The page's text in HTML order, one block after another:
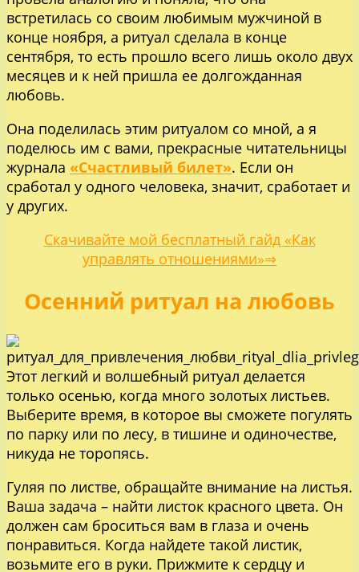
встретилась со своим любимым мужчиной в
конце ноября, а ритуал сделала в конце
сентября, то есть прошло всего лишь около двух
месяцев и к ней пришла ее долгожданная
любовь.
Она поделилась этим ритуалом со мной, а я
поделюсь им с вами, прекрасные читательницы
журнала «Счастливый билет». Если он
сработал у одного человека, значит, сработает и
у других.
Скачивайте мой бесплатный гайд «Как
управлять отношениями»⇒
Осенний ритуал на любовь
Этот легкий и волшебный ритуал делается
только осенью, когда много золотых листьев.
Выберите время, в которое вы сможете погулять
по парку или по лесу, в тишине и одиночестве,
никуда не торопясь.
Гуляя по листве, обращайте внимание на листья.
Ваша задача – найти листок красного цвета. Он
должен сам броситься вам в глаза и очень
понравиться. Когда найдете такой листик,
возьмите его в руки. Прижмите к сердцу и